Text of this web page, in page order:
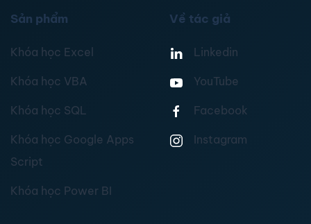
Sản phẩm
Khóa học Excel
Khóa học VBA
Khóa học SQL
Khóa học Google Apps
Script
Khóa học Power BI
Về tác giả
Linkedin
YouTube
Facebook
Instagram